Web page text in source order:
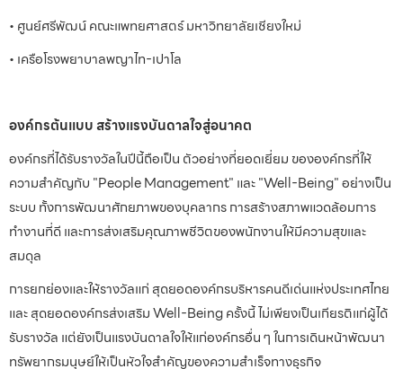
• ศูนย์ศรีพัฒน์ คณะแพทยศาสตร์ มหาวิทยาลัยเชียงใหม่
• เครือโรงพยาบาลพญาไท-เปาโล
องค์กรต้นแบบ สร้างแรงบันดาลใจสู่อนาคต
องค์กรที่ได้รับรางวัลในปีนี้ถือเป็น ตัวอย่างที่ยอดเยี่ยม ขององค์กรที่ให้
ความสำคัญกับ "People Management" และ "Well-Being" อย่างเป็น
ระบบ ทั้งการพัฒนาศักยภาพของบุคลากร การสร้างสภาพแวดล้อมการ
ทำงานที่ดี และการส่งเสริมคุณภาพชีวิตของพนักงานให้มีความสุขและ
สมดุล
การยกย่องและให้รางวัลแก่ สุดยอดองค์กรบริหารคนดีเด่นแห่งประเทศไทย
และ สุดยอดองค์กรส่งเสริม Well-Being ครั้งนี้ ไม่เพียงเป็นเกียรติแก่ผู้ได้
รับรางวัล แต่ยังเป็นแรงบันดาลใจให้แก่องค์กรอื่น ๆ ในการเดินหน้าพัฒนา
ทรัพยากรมนุษย์ให้เป็นหัวใจสำคัญของความสำเร็จทางธุรกิจ